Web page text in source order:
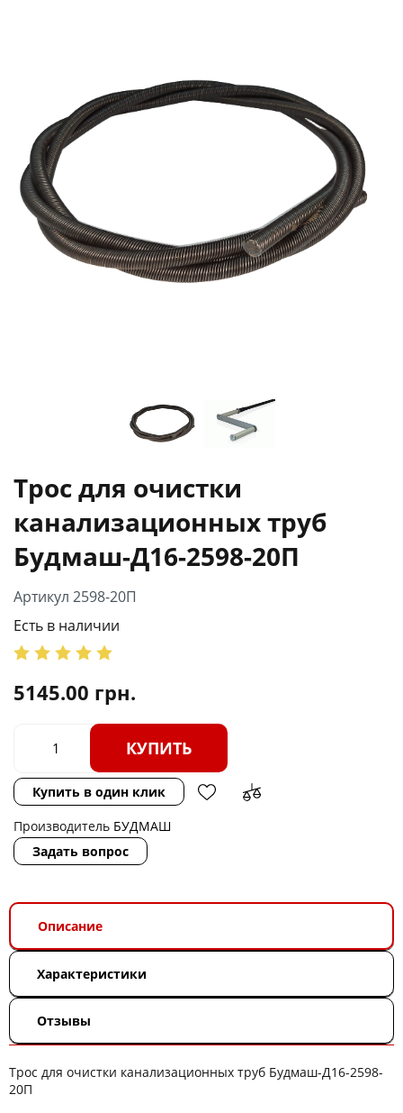
Трос для очистки
канализационных труб
Будмаш-Д16-2598-20П
Артикул 2598-20П
Есть в наличии
5145.00 грн.
КУПИТЬ
Купить в один клик
Производитель БУДМАШ
Задать вопрос
Описание
Характеристики
Отзывы
Трос для очистки канализационных труб Будмаш-Д16-2598-
20П